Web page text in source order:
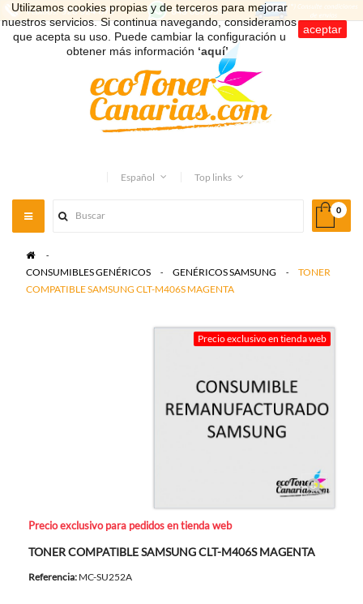
Utilizamos cookies propias y de terceros para mejorar
nuestros servicios. Si continua navegando, consideramos
que acepta su uso. Puede cambiar la configuración u
obtener más información ‘aquí’.
aceptar
Español Top links
0
Toggle
navigation
>
CONSUMIBLES GENÉRICOS
> GENÉRICOS SAMSUNG >
TONER
COMPATIBLE SAMSUNG CLT-M406S MAGENTA
Precio exclusivo en tienda web
Precio exclusivo para pedidos en tienda web
TONER COMPATIBLE SAMSUNG CLT-M406S MAGENTA
Referencia: MC-SU252A